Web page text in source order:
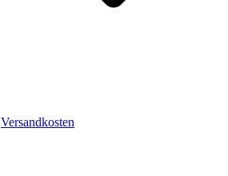
Versandkosten